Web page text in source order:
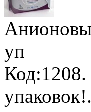
уп
Код:1208.
упаковок!